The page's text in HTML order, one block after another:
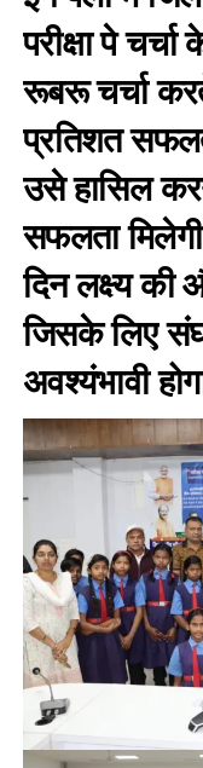
परीक्षा पे
रूबरू चर्चा
प्रतिशत
उसे हासिल
सफलता
दिन लक्ष्य की
जिसके लिए
अवश्यंभावी